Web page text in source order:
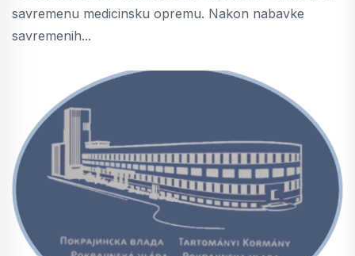
savremenu medicinsku opremu. Nakon nabavke
savremenih...